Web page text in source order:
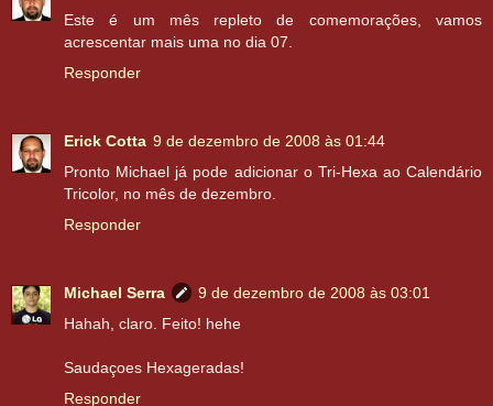
Este é um mês repleto de comemorações, vamos
acrescentar mais uma no dia 07.
Responder
Erick Cotta 9 de dezembro de 2008 às 01:44
Pronto Michael já pode adicionar o Tri-Hexa ao Calendário
Tricolor, no mês de dezembro.
Responder
Michael Serra
9 de dezembro de 2008 às 03:01
Hahah, claro. Feito! hehe
Saudaçoes Hexageradas!
Responder